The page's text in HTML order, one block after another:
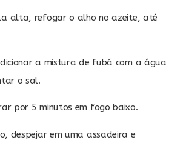
alta, refogar o alho no azeite, até
a mistura de fubá com a água
o sal.
por 5 minutos em fogo baixo.
despejar em uma assadeira e